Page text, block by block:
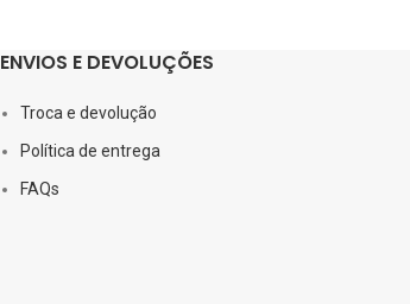
ENVIOS E DEVOLUÇÕES
Troca e devolução
Política de entrega
FAQs